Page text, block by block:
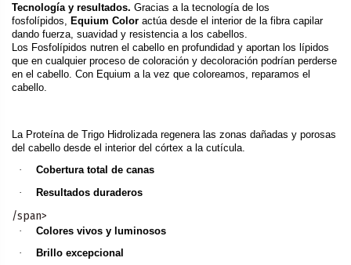
Tecnología y resultados. Gracias a la tecnología de los
fosfolípidos,
Equium Color actúa desde el interior de la fibra capilar
dando fuerza, suavidad y resistencia a los cabellos.
Los Fosfolípidos nutren el cabello en profundidad y aportan los lípidos
que en cualquier proceso de coloración y decoloración podrían perderse
en el cabello. Con Equium a la vez que coloreamos, reparamos el
cabello.
La Proteína de Trigo Hidrolizada regenera las zonas dañadas y porosas
del cabello desde el interior del córtex a la cutícula.
·
Cobertura total de canas
·
Resultados duraderos
/span>
·
Colores vivos y luminosos
·
Brillo excepcional